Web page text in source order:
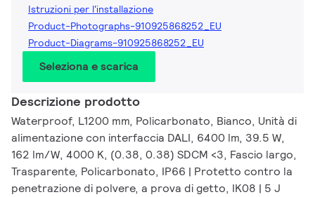
Istruzioni per l'installazione
Product-Photographs-910925868252_EU
Product-Diagrams-910925868252_EU
Seleziona e scarica
Descrizione prodotto
Waterproof, L1200 mm, Policarbonato, Bianco, Unità di
alimentazione con interfaccia DALI, 6400 lm, 39.5 W,
162 lm/W, 4000 K, (0.38, 0.38) SDCM <3, Fascio largo,
Trasparente, Policarbonato, IP66 | Protetto contro la
penetrazione di polvere, a prova di getto, IK08 | 5 J